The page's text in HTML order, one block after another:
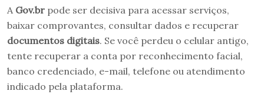
A Gov.br pode ser decisiva para acessar serviços,
baixar comprovantes, consultar dados e recuperar
documentos digitais. Se você perdeu o celular antigo,
tente recuperar a conta por reconhecimento facial,
banco credenciado, e-mail, telefone ou atendimento
indicado pela plataforma.